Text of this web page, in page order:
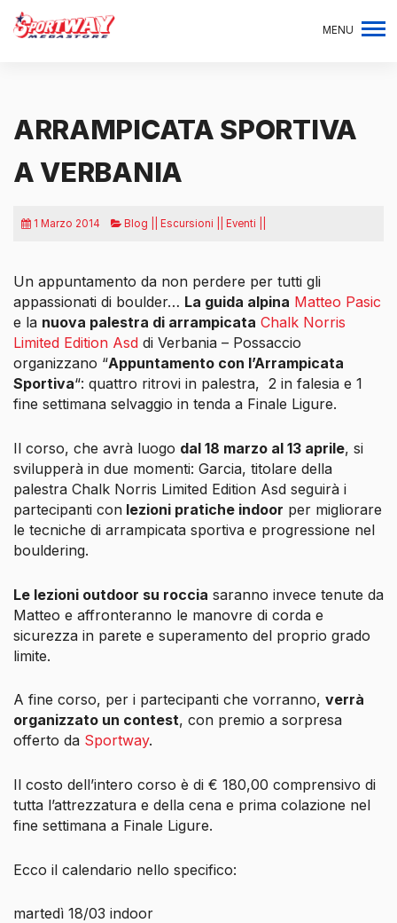
MENU
ARRAMPICATA SPORTIVA
A VERBANIA
1 Marzo 2014 Blog || Escursioni || Eventi ||
Un appuntamento da non perdere per tutti gli
appassionati di boulder… La guida alpina Matteo Pasic
e la nuova palestra di arrampicata Chalk Norris
Limited Edition Asd di Verbania – Possaccio
organizzano “Appuntamento con l’Arrampicata
Sportiva“: quattro ritrovi in palestra, 2 in falesia e 1
fine settimana selvaggio in tenda a Finale Ligure.
Il corso, che avrà luogo dal 18 marzo al 13 aprile, si
svilupperà in due momenti: Garcia, titolare della
palestra Chalk Norris Limited Edition Asd seguirà i
partecipanti con lezioni pratiche indoor per migliorare
le tecniche di arrampicata sportiva e progressione nel
bouldering.
Le lezioni outdoor su roccia saranno invece tenute da
Matteo e affronteranno le manovre di corda e
sicurezza in parete e superamento del proprio grado
limite.
A fine corso, per i partecipanti che vorranno, verrà
organizzato un contest, con premio a sorpresa
offerto da Sportway.
Il costo dell’intero corso è di € 180,00 comprensivo di
tutta l’attrezzatura e della cena e prima colazione nel
fine settimana a Finale Ligure.
Ecco il calendario nello specifico:
martedì 18/03 indoor